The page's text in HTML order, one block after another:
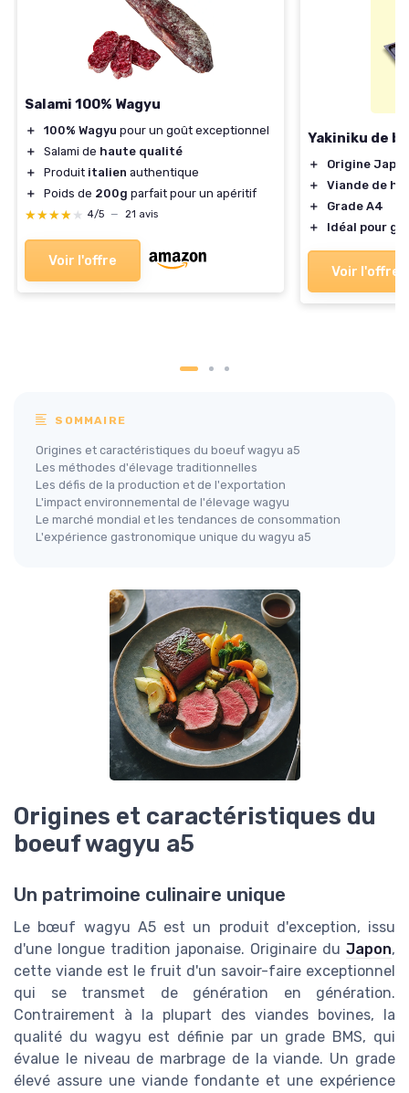
Salami 100% Wagyu
＋ 100% Wagyu pour un goût exceptionnel
＋
Salami de haute qualité
＋
Produit italien authentique
＋
Poids de 200g parfait pour un apéritif
★★★★★
★★★★★ 4/5 — 21 avis
Voir l'offre
Yakiniku de
＋
Origine
＋
Viande de
＋
Grade A4
＋
Idéal pour
Voir l'offre
SOMMAIRE
Origines et caractéristiques du boeuf wagyu a5
Les méthodes d'élevage traditionnelles
Les défis de la production et de l'exportation
L'impact environnemental de l'élevage wagyu
Le marché mondial et les tendances de consommation
L'expérience gastronomique unique du wagyu a5
Origines et caractéristiques du
boeuf wagyu a5
Un patrimoine culinaire unique
Le bœuf wagyu A5 est un produit d'exception, issu
d'une longue tradition japonaise. Originaire du Japon,
cette viande est le fruit d'un savoir-faire exceptionnel
qui se transmet de génération en génération.
Contrairement à la plupart des viandes bovines, la
qualité du wagyu est définie par un grade BMS, qui
évalue le niveau de marbrage de la viande. Un grade
élevé assure une viande fondante et une expérience